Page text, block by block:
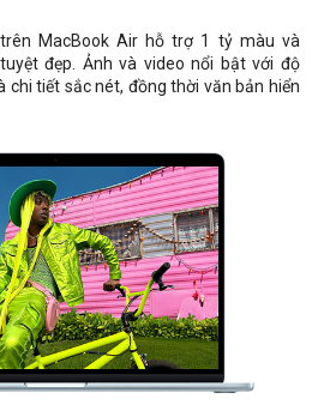
MacBook Air hỗ trợ 1 tỷ màu và
đẹp. Ảnh và video nổi bật với độ
chi tiết sắc nét, đồng thời văn bản hiển